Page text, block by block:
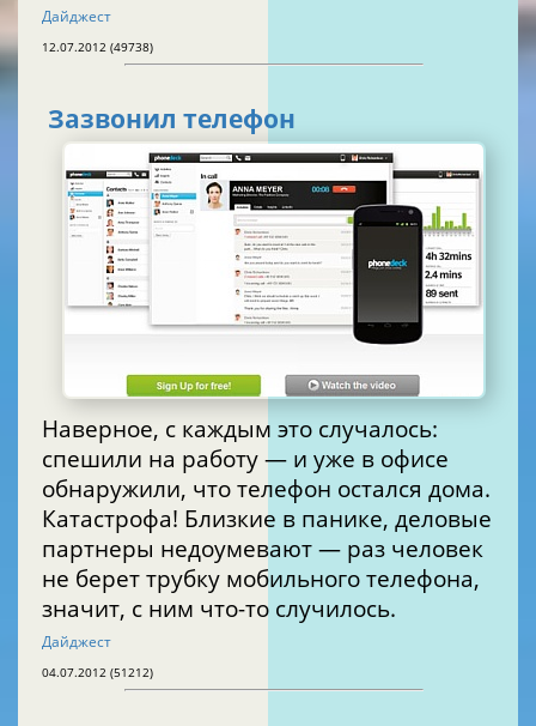
Дайджест
12.07.2012 (49738)
Зазвонил телефон
Наверное, с каждым это случалось:
спешили на работу — и уже в офисе
обнаружили, что телефон остался дома.
Катастрофа! Близкие в панике, деловые
партнеры недоумевают — раз человек
не берет трубку мобильного телефона,
значит, с ним что-то случилось.
Дайджест
04.07.2012 (51212)